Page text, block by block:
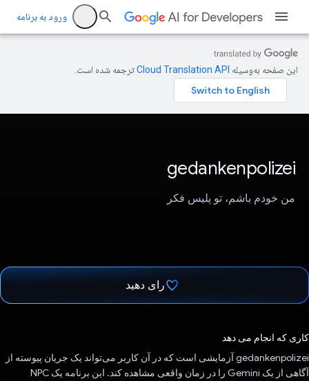
ورود به برنامه
این صفحه به‌وسیله ترجمه شده است.
gedankenpolizei
من خودم باشم، تو پلیس فکر
رای دهید
کاری که انجام می دهد
gedankenpolizei آزمایشی است که در آن کاربر می‌تواند یک جریان پیوسته از
آگاهی از یک Gemini را در زمان واقعی مشاهده کند. این برنامه یک NPC